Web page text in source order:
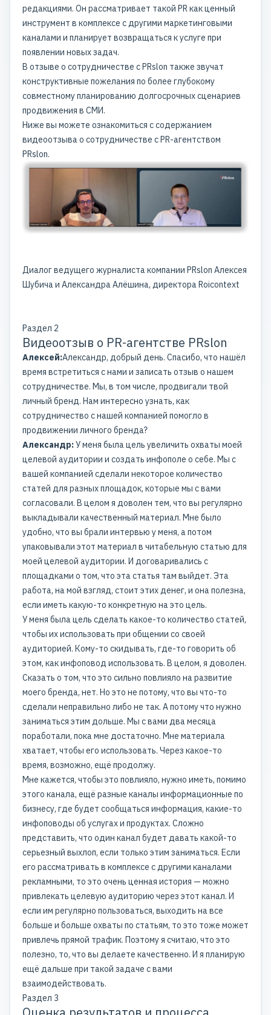
редакциями. Он рассматривает такой PR как ценный
инструмент в комплексе с другими маркетинговыми
каналами и планирует возвращаться к услуге при
появлении новых задач.
В отзыве о сотрудничестве с PRslon также звучат
конструктивные пожелания по более глубокому
совместному планированию долгосрочных сценариев
продвижения в СМИ.
Ниже вы можете ознакомиться с содержанием
видеоотзыва о сотрудничестве с PR-агентством
PRslon.
Диалог ведущего журналиста компании PRslon Алексея
Шубича и Александра Алёшина, директора Roicontext
Раздел 2
Видеоотзыв о PR-агентстве PRslon
Алексей:Александр, добрый день. Спасибо, что нашёл
время встретиться с нами и записать отзыв о нашем
сотрудничестве. Мы, в том числе, продвигали твой
личный бренд. Нам интересно узнать, как
сотрудничество с нашей компанией помогло в
продвижении личного бренда?
Александр:У меня была цель увеличить охваты моей
целевой аудитории и создать инфополе о себе. Мы с
вашей компанией сделали некоторое количество
статей для разных площадок, которые мы с вами
согласовали. В целом я доволен тем, что вы регулярно
выкладывали качественный материал. Мне было
удобно, что вы брали интервью у меня, а потом
упаковывали этот материал в читабельную статью для
моей целевой аудитории. И договаривались с
площадками о том, что эта статья там выйдет. Эта
работа, на мой взгляд, стоит этих денег, и она полезна,
если иметь какую-то конкретную на это цель.
У меня была цель сделать какое-то количество статей,
чтобы их использовать при общении со своей
аудиторией. Кому-то скидывать, где-то говорить об
этом, как инфоповод использовать. В целом, я доволен.
Сказать о том, что это сильно повлияло на развитие
моего бренда, нет. Но это не потому, что вы что-то
сделали неправильно либо не так. А потому что нужно
заниматься этим дольше. Мы с вами два месяца
поработали, пока мне достаточно. Мне материала
хватает, чтобы его использовать. Через какое-то
время, возможно, ещё продолжу.
Мне кажется, чтобы это повлияло, нужно иметь, помимо
этого канала, ещё разные каналы информационные по
бизнесу, где будет сообщаться информация, какие-то
инфоповоды об услугах и продуктах. Сложно
представить, что один канал будет давать какой-то
серьезный выхлоп, если только этим заниматься. Если
его рассматривать в комплексе с другими каналами
рекламными, то это очень ценная история — можно
привлекать целевую аудиторию через этот канал. И
если им регулярно пользоваться, выходить на все
больше и больше охваты по статьям, то это тоже может
привлечь прямой трафик. Поэтому я считаю, что это
полезно, то, что вы делаете качественно. И я планирую
ещё дальше при такой задаче с вами
взаимодействовать.
Раздел 3